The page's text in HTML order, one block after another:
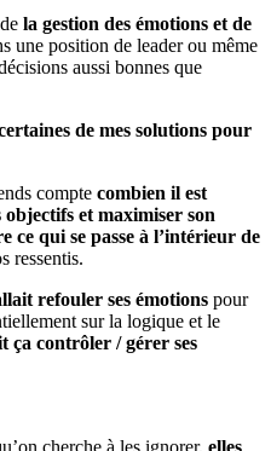
la gestion des émotions et de
une position de leader ou même
aussi bonnes que
de mes solutions pour
compte combien il est
et maximiser son
ce qui se passe à l’intérieur de
ressentis.
refouler ses émotions pour
sur la logique et le
ça contrôler / gérer ses
cherche à les ignorer, elles